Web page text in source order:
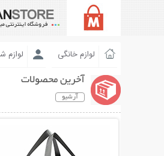
لوازم خانگی
آخرین محصولات
آرشیو